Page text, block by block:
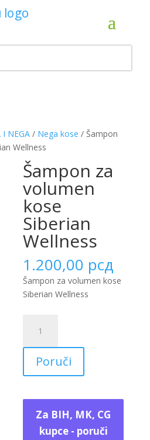
I NEGA/ Nega kose / Šampon
Wellness
Šampon za
volumen
kose
Siberian
Wellness
1.200,00 рсд
Šampon za volumen kose
Siberian Wellness
volumen
kose
Siberian
količina
Poruči
Za BIH, MK, CG
kupce - poruči